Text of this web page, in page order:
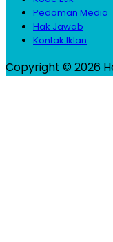
Pedoman Media
Hak Jawab
Kontak Iklan
Copyright © 2026